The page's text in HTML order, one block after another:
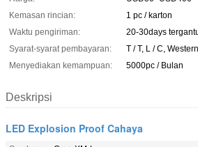
Kemasan rincian:
1 pc / karton
Waktu pengiriman:
20-30days
Syarat-syarat pembayaran:
T / T, L / C,
Menyediakan kemampuan:
5000pc / Bulan
Deskripsi
LED Explosion Proof Cahaya